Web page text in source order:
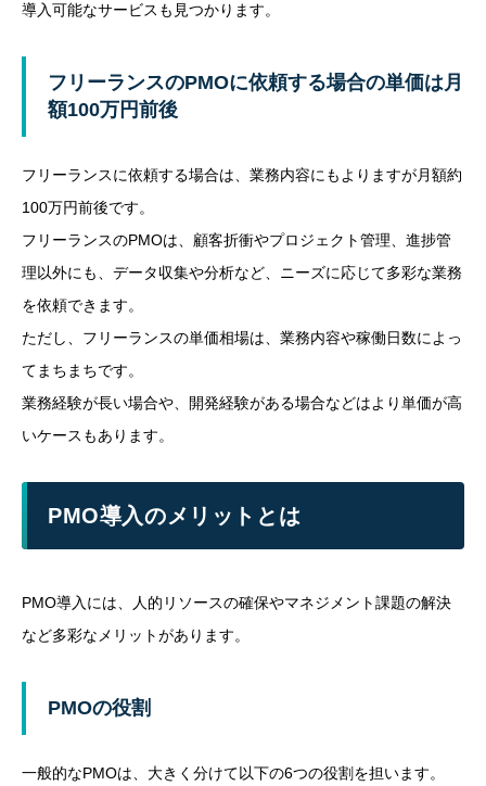
導入可能なサービスも見つかります。
フリーランスのPMOに依頼する場合の単価は月
額100万円前後
フリーランスに依頼する場合は、業務内容にもよりますが月額約
100万円前後です。
フリーランスのPMOは、顧客折衝やプロジェクト管理、進捗管
理以外にも、データ収集や分析など、ニーズに応じて多彩な業務
を依頼できます。
ただし、フリーランスの単価相場は、業務内容や稼働日数によっ
てまちまちです。
業務経験が長い場合や、開発経験がある場合などはより単価が高
いケースもあります。
PMO導入のメリットとは
PMO導入には、人的リソースの確保やマネジメント課題の解決
など多彩なメリットがあります。
PMOの役割
一般的なPMOは、大きく分けて以下の6つの役割を担います。